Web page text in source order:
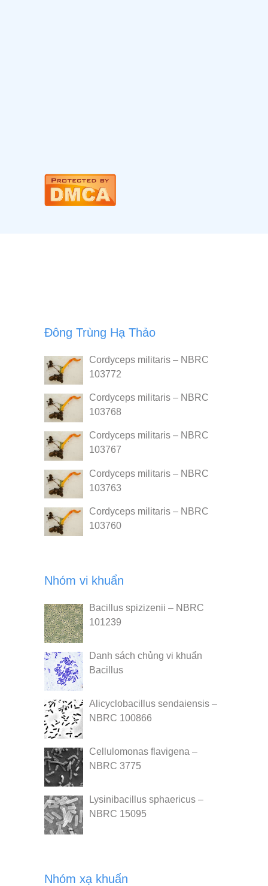
Đông Trùng Hạ Thảo
Cordyceps militaris – NBRC
103772
Cordyceps militaris – NBRC
103768
Cordyceps militaris – NBRC
103767
Cordyceps militaris – NBRC
103763
Cordyceps militaris – NBRC
103760
Nhóm vi khuẩn
Bacillus spizizenii – NBRC
101239
Danh sách chủng vi khuẩn
Bacillus
Alicyclobacillus sendaiensis –
NBRC 100866
Cellulomonas flavigena –
NBRC 3775
Lysinibacillus sphaericus –
NBRC 15095
Nhóm xạ khuẩn